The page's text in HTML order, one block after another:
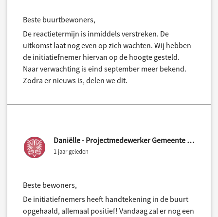
Beste buurtbewoners,
De reactietermijn is inmiddels verstreken. De
uitkomst laat nog even op zich wachten. Wij hebben
de initiatiefnemer hiervan op de hoogte gesteld.
Naar verwachting is eind september meer bekend.
Zodra er nieuws is, delen we dit.
Daniëlle - Projectmedewerker Gemeente Nijmegen
1 jaar geleden
Beste bewoners,
De initiatiefnemers heeft handtekening in de buurt
opgehaald, allemaal positief! Vandaag zal er nog een